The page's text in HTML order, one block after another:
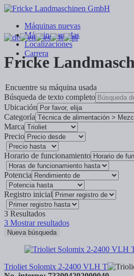
Máquinas nuevas
Máquinas usadas
Localizaciones
Carrera
Fricke
Encuentre su máquina usada
Búsqueda de texto completo
Ubicación
Categoría
Marca
Precio
Horario de funcionamiento
Potencia
Registro inicial
3 Resultados
3 Mostrar resultados
Nueva búsqueda
Trioliet Solomix 2-2400 VLH T